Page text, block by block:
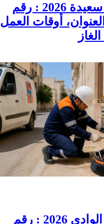
سونلغاز سعيدة 2026 : رقم
أوقات العمل
سونلغاز الوادي 2026 : رقم